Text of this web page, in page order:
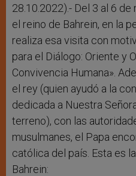
28.10.2022).- Del 3 al 6
el reino de Bahrein, en la
realiza esa visita con
para el Diálogo: Oriente y
Convivencia Humana».
el rey (quien ayudó a la
dedicada a Nuestra
terreno), con las
musulmanes, el Papa
católica del país. Esta es
Bahrein: